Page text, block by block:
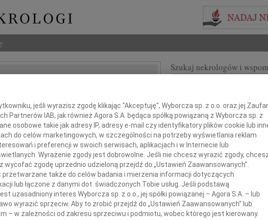
wiadomość o śmierci
Szukaj nekrologów i
+ szukanie zaawansowane
INNE NEKROLOGI
Eugeniusz Butruk05.08.2026
Z ogromnym żalem przyjęliśmy
Małgorzata Kościelska06.08.2026
Z głębokim smutkiem przyjęliśmy
Andrzej Komorowski
27 lipca 2026 roku odszedł Śp.
Inocentyna Karkocha06.08.2026
Mgr farm. Inocentyna Karkocha
jeśli wyrazisz zgodę klikając "Akceptuję", Wyborcza sp. z o.o. oraz jej
Partnerów IAB, jak również Agora S.A. będąca spółką powiązaną z Wyborcza sp. z
osobowe takie jak adresy IP, adresy e-mail czy identyfikatory plików cookie lub
do celów marketingowych, w szczególności na potrzeby wyświetlania reklam
i preferencji w swoich serwisach, aplikacjach i w Internecie lub
Wyrażenie zgody jest dobrowolne. Jeśli nie chcesz wyrazić zgody,
zgodę uprzednio udzieloną przejdź do „Ustawień Zaawansowanych”.
przetwarzane także do celów badania i mierzenia informacji dotyczących
lub łączone z danymi dot. świadczonych Tobie usług. Jeśli podstawą
uzasadniony interes Wyborcza sp. z o.o., jej spółki powiązanej – Agora S.A. – lub
wyrazić sprzeciw. Aby to zrobić przejdź do „Ustawień Zaawansowanych” lub
– w zależności od zakresu sprzeciwu i podmiotu, wobec którego jest kierowany.